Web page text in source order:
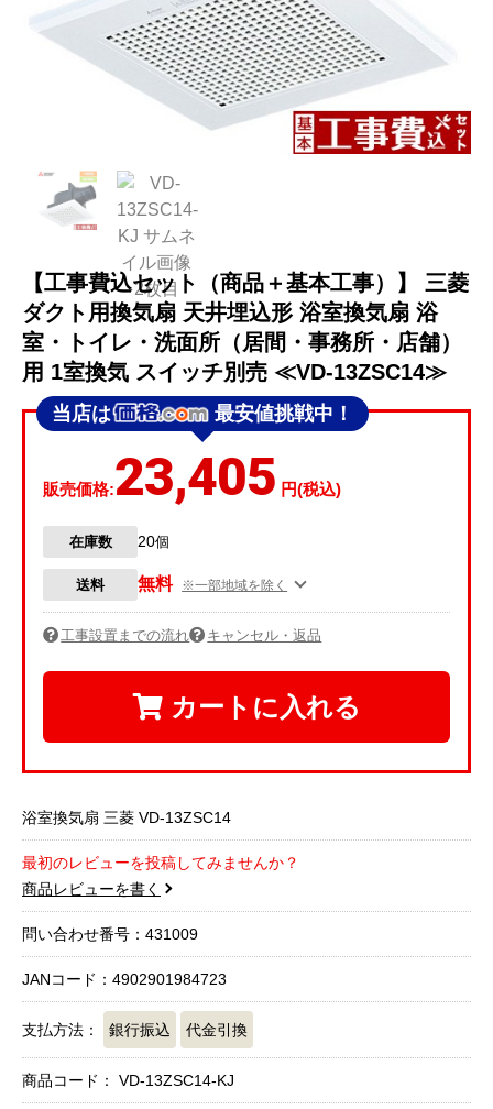
【工事費込セット（商品＋基本工事）】 三菱
ダクト用換気扇 天井埋込形 浴室換気扇 浴
室・トイレ・洗面所（居間・事務所・店舗）
用 1室換気 スイッチ別売 ≪VD-13ZSC14≫
当店は 最安値挑戦中！
販売価格:23,405 円(税込)
在庫数 20個
送料 無料 ※一部地域を除く
工事設置までの流れ キャンセル・返品
カートに入れる
浴室換気扇 三菱 VD-13ZSC14
最初のレビューを投稿してみませんか？
商品レビューを書く
問い合わせ番号：431009
JANコード：4902901984723
支払方法： 銀行振込 代金引換
商品コード： VD-13ZSC14-KJ